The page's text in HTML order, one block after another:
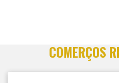
COMERÇOS